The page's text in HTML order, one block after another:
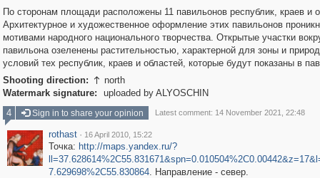
По сторонам площади расположены 11 павильонов республик, краев и
Архитектурное и художественное оформление этих павильонов
мотивами народного национального творчества. Открытые участки
павильона озеленены растительностью, характерной для зоны и
условий тех республик, краев и областей, которые будут показаны в
Shooting direction:  north
Watermark signature:
uploaded by ALYOSCHIN
4
Sign in to share your opinion Latest comment: 14 November 2021, 22:48
rothast · 16 April 2010, 15:22
Точка: http://maps.yandex.ru/?
7.629698%2C55.830864. Направление - север.